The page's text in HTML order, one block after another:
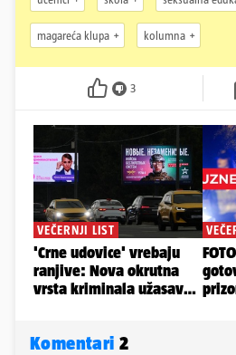
magareća klupa kolumna
3
Komentari 2